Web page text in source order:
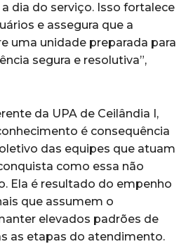
dia do serviço. Isso fortalece
e assegura que a
uma unidade preparada para
segura e resolutiva”,
da UPA de Ceilândia I,
é consequência
das equipes que atuam
como essa não
Ela é resultado do empenho
que assumem o
elevados padrões de
as etapas do atendimento.